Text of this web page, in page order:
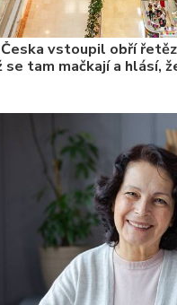
vstoupil obří
se tam mačkají a hlásí,